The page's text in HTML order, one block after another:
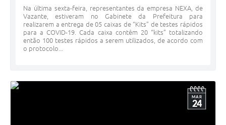
Na última sexta-feira, representantes da empresa NEXA, de
Vazante, estiveram no Gabinete da Prefeitura para
realizarem a entrega de 05 caixas de “Kits” de testes rápidos
para a COVID-19. Cada caixa contêm 20 “kits” totalizando
então 100 testes rápidos a serem utilizados, de acordo com
o protocolo...
MAR
24